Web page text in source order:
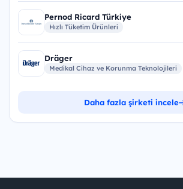
Pernod Ricard Türkiye
Hızlı Tüketim Ürünleri
Dräger
Medikal Cihaz ve Korunma Teknolojileri
Daha fazla şirketi incele